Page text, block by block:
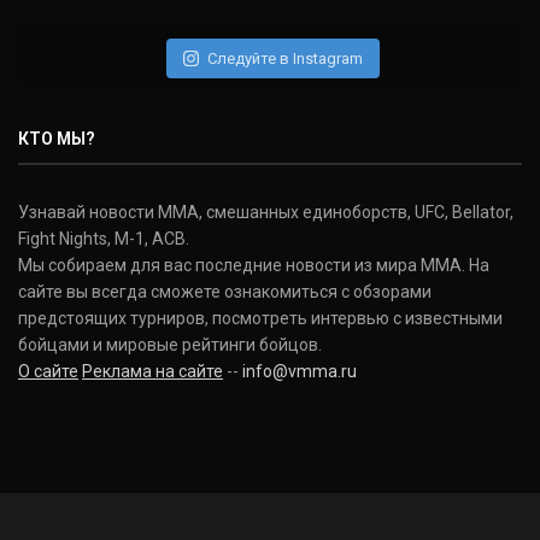
(22-2-0, 1)
Donald Cerrone
(36-15-0, 1)
Исраэль Адесанья
Israel Adesanya
(19-0-0, 0)
Следуйте в Instagram
КТО МЫ?
Узнавай новости ММА, смешанных единоборств, UFC, Bellator,
Fight Nights, M-1, ACB.
Мы собираем для вас последние новости из мира ММА. На
сайте вы всегда сможете ознакомиться с обзорами
предстоящих турниров, посмотреть интервью с известными
бойцами и мировые рейтинги бойцов.
О сайте Реклама на сайте -- info@vmma.ru